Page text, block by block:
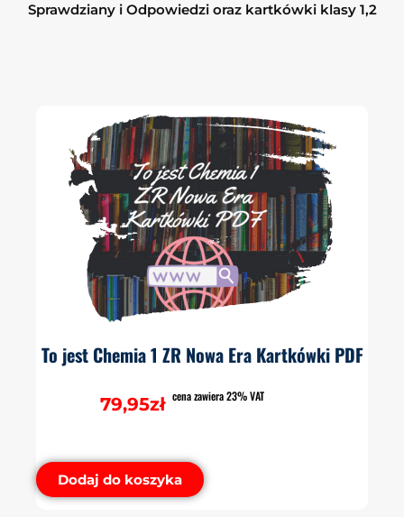
Sprawdziany i Odpowiedzi oraz kartkówki klasy 1,2
To jest Chemia 1 ZR Nowa Era Kartkówki PDF
79,95zł cena zawiera 23% VAT
Dodaj do koszyka